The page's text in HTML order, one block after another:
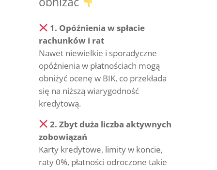
1. Opóźnienia w spłacie
rachunków i rat
Nawet niewielkie i sporadyczne
opóźnienia w płatnościach mogą
obniżyć ocenę w BIK, co przekłada
się na niższą wiarygodność
kredytową.
2. Zbyt duża liczba aktywnych
zobowiązań
Karty kredytowe, limity w koncie,
raty 0%, płatności odroczone takie